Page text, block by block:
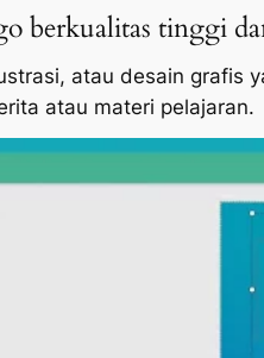
berkualitas tinggi
atau desain grafis
atau materi pelajaran.